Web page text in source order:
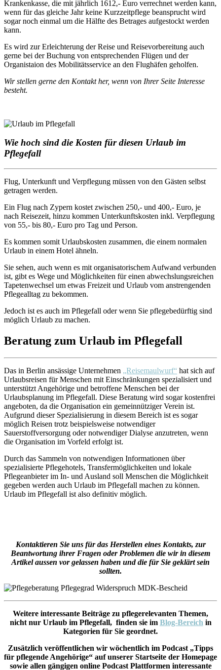
Krankenkasse, die mit jährlich 1612,- Euro verrechnet werden kann,
wenn für das gleiche Jahr keine Kurzzeitpflege beansprucht wird
sogar noch einmal um die Hälfte des Betrages aufgestockt werden
kann.
Es wird zur Erleichterung der Reise und Reisevorbereitung auch
gerne bei der Buchung von entsprechenden Flügen und der
Organistaion des Mobilitätsservice an den Flughäfen geholfen.
Wir stellen gerne den Kontakt her, wenn von Ihrer Seite Interesse
besteht.
Wie hoch sind die Kosten für diesen Urlaub im
Pflegefall
Flug, Unterkunft und Verpflegung müssen von den Gästen selbst
getragen werden.
Ein Flug nach Zypern kostet zwischen 250,- und 400,- Euro, je
nach Reisezeit, hinzu kommen Unterkunftskosten inkl. Verpflegung
von 55,- bis 80,- Euro pro Tag und Person.
Es kommen somit Urlaubskosten zusammen, die einem normalen
Urlaub in einem Hotel ähneln.
Sie sehen, auch wenn es mit organisatorischem Aufwand verbunden
ist, gibt es Wege und Möglichkeiten für einen abwechslungsreichen
Tapetenwechsel um etwas Freizeit und Urlaub vom anstrengenden
Pflegealltag zu bekommen.
Jedoch ist es auch im Pflegefall oder wenn Sie pflegebedürftig sind
möglich Urlaub zu machen.
Beratung zum Urlaub im Pflegefall
Das in Berlin ansässige Unternehmen „Reisemaulwurf“ hat sich auf
Urlaubsreisen für Menschen mit Einschränkungen spezialisiert und
unterstützt Angehörige und betroffene Menschen bei der
Urlaubsplanung im Pflegefall. Diese Beratung wird sogar kostenfrei
angeboten, da die Organisation ein gemeinnütziger Verein ist.
Aufgrund dieser Spezialisierung in diesem Bereich ist es sogar
möglich Reisen trotz beispielsweise notwendiger
Sauerstoffversorgung oder notwendiger Dialyse anzutreten, wenn
die Organisation im Vorfeld erfolgt ist.
Durch das Sammeln von notwendigen Informationen über
spezialisierte Pflegehotels, Transfermöglichkeiten und lokale
Pflegeanbieter im In- und Ausland soll Menschen die Möglichkeit
gegeben werden auch Urlaub im Pflegefall machen zu können.
Urlaub im Pflegefall ist also definitiv möglich.
Kontaktieren Sie uns für das Herstellen eines Kontakts, zur
Beantwortung ihrer Fragen oder Problemen die wir in diesem
Artikel aussen vor gelassen haben und die für Sie geklärt sein
sollten.
Weitere interessante Beiträge zu pflegerelevanten Themen,
nicht nur Urlaub im Pflegefall, finden sie im Blog-Bereich in
Kategorien für Sie geordnet.
Zusätzlich veröffentlichen wir wöchentlich im Podcast „Tipps
für pflegende Angehörige“ auf unserer Startseite der Homepage
sowie allen gängigen online Podcast Plattformen interessante